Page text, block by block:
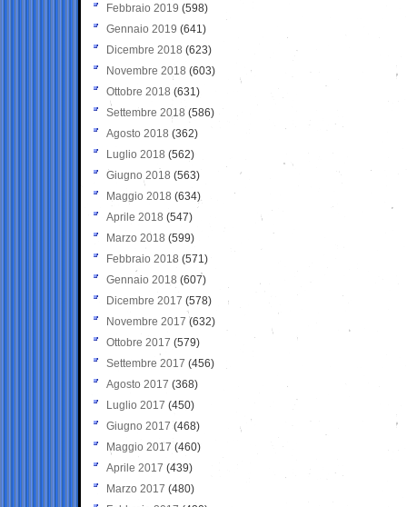
Febbraio 2019 (598)
Gennaio 2019 (641)
Dicembre 2018 (623)
Novembre 2018 (603)
Ottobre 2018 (631)
Settembre 2018 (586)
Agosto 2018 (362)
Luglio 2018 (562)
Giugno 2018 (563)
Maggio 2018 (634)
Aprile 2018 (547)
Marzo 2018 (599)
Febbraio 2018 (571)
Gennaio 2018 (607)
Dicembre 2017 (578)
Novembre 2017 (632)
Ottobre 2017 (579)
Settembre 2017 (456)
Agosto 2017 (368)
Luglio 2017 (450)
Giugno 2017 (468)
Maggio 2017 (460)
Aprile 2017 (439)
Marzo 2017 (480)